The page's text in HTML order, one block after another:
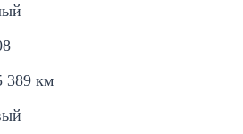
389 км